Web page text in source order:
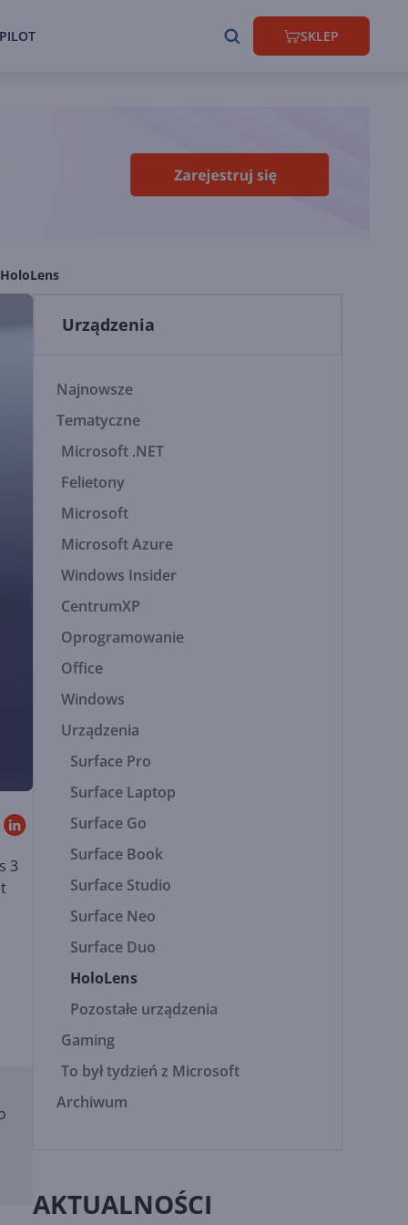
SKLEP
3
Urządzenia
Najnowsze
Tematyczne
Microsoft .NET
Felietony
Microsoft
Microsoft Azure
Windows Insider
CentrumXP
Oprogramowanie
Office
Windows
Urządzenia
Surface Pro
Surface Laptop
Surface Go
Surface Book
Surface Studio
Surface Neo
Surface Duo
HoloLens
Pozostałe urządzenia
Gaming
To był tydzień z Microsoft
Archiwum
AKTUALNOŚCI